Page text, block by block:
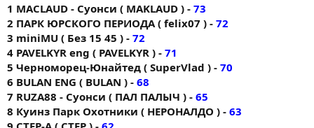
1 MACLAUD - Суонси ( MAKLAUD ) - 73
2 ПАРК ЮРСКОГО ПЕРИОДА ( felix07 ) - 72
3 miniMU ( Без 15 45 ) - 72
4 PAVELKYR eng ( PAVELKYR ) - 71
5 Черноморец-Юнайтед ( SuperVlad ) - 70
6 BULAN ENG ( BULAN ) - 68
7 RUZA88 - Суонси ( ПАЛ ПАЛЫЧ ) - 65
8 Куинз Парк Охотники ( НЕРОНАЛДО ) - 63